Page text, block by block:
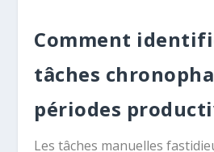
Comment
tâches
périodes
Les tâches manuelles